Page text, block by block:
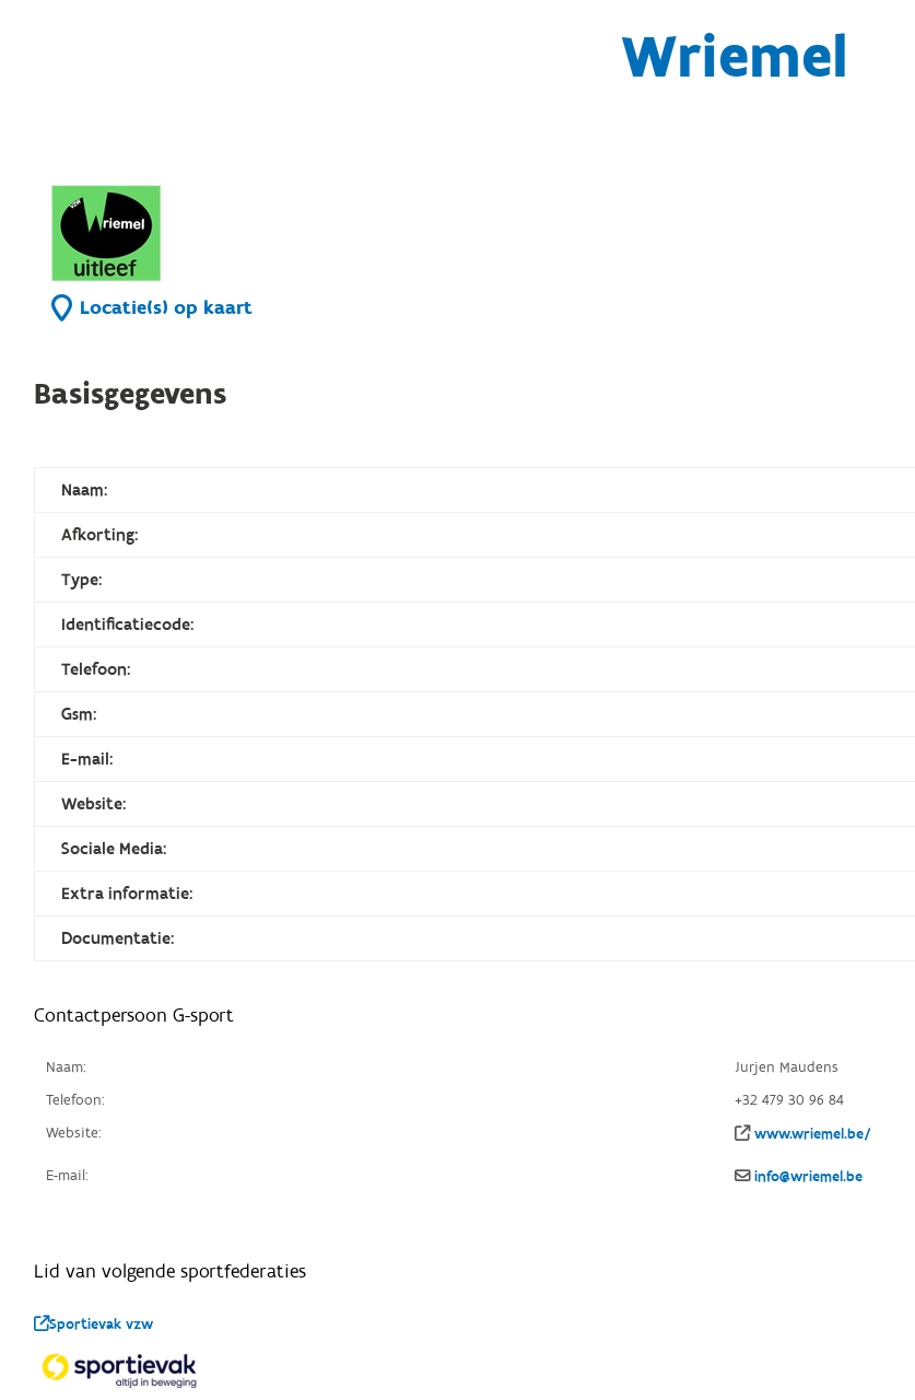
Wriemel
Locatie(s) op kaart
Basisgegevens
Naam:
Afkorting:
Type:
Identificatiecode:
Telefoon:
Gsm:
E-mail:
Website:
Sociale Media:
Extra informatie:
Documentatie:
Contactpersoon G-sport
Naam:
Jurjen Maudens
Telefoon:
+32 479 30 96 84
Website:
www.wriemel.be/
E-mail: info@wriemel.be
Lid van volgende sportfederaties
Sportievak vzw